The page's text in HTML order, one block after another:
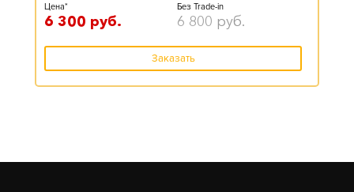
Цена*
6 300 руб.
Без Trade-in
6 800 руб.
Заказать